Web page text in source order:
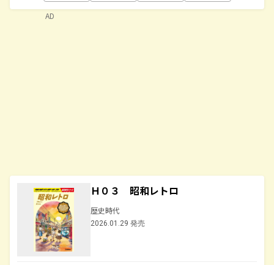
Ｈ０３ 昭和レトロ
歴史時代
2026.01.29 発売
AD